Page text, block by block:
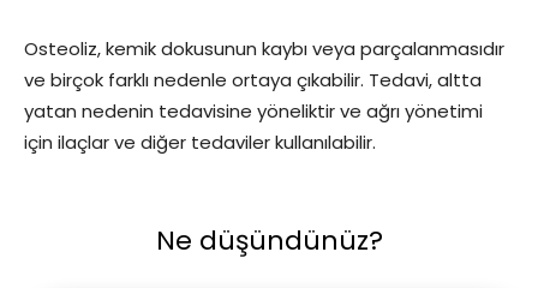
Osteoliz, kemik dokusunun kaybı veya parçalanmasıdır
ve birçok farklı nedenle ortaya çıkabilir. Tedavi, altta
yatan nedenin tedavisine yöneliktir ve ağrı yönetimi
için ilaçlar ve diğer tedaviler kullanılabilir.
Ne düşündünüz?